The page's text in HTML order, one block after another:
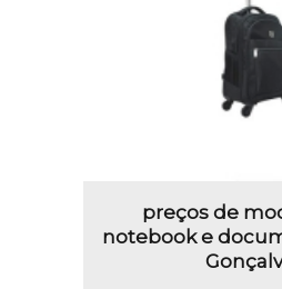
preços de
notebook e